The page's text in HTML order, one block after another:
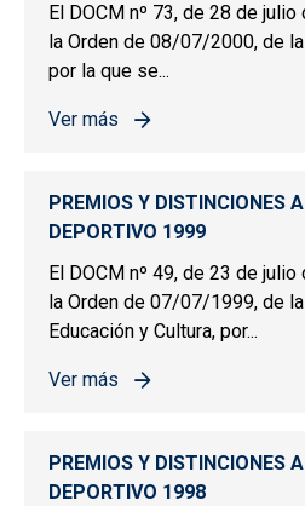
El DOCM nº 73, de 28 de
la Orden de 08/07/2000, de
por la que se...
Ver más
sobre PREMIOS Y
PREMIOS Y DISTINCIONES
DEPORTIVO 1999
El DOCM nº 49, de 23 de
la Orden de 07/07/1999, de
Educación y Cultura, por...
Ver más
sobre PREMIOS Y
PREMIOS Y DISTINCIONES
DEPORTIVO 1998